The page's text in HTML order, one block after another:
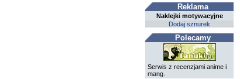
Reklama
Naklejki motywacyjne
Dodaj sznurek
Polecamy
Serwis z recenzjami anime i
mang.